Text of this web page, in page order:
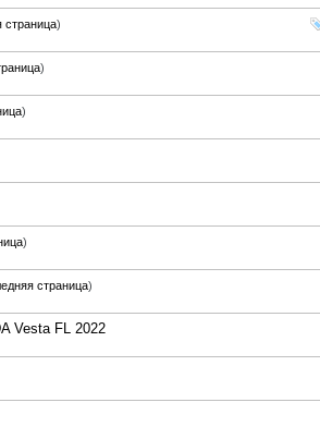
страница)
)
)
)
страница)
Vesta FL 2022